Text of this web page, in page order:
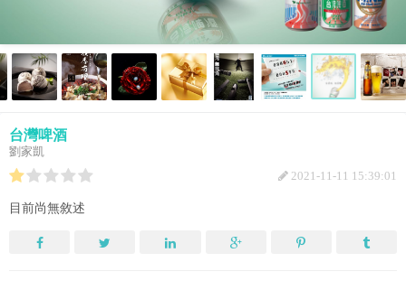
台灣啤酒
劉家凱
2021-11-11 15:39:01
目前尚無敘述